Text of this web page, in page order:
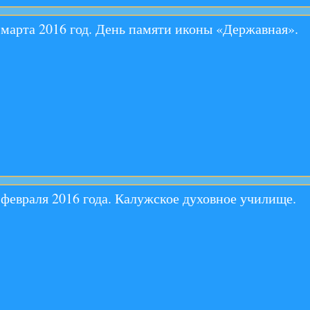
2016 год. День памяти иконы «Державная».
2016 года. Калужское духовное училище.